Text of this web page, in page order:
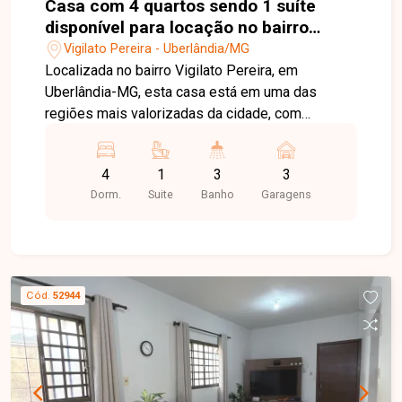
Casa com 4 quartos sendo 1 suíte
disponível para locação no bairro
Vigilato Pereira em Uberlândia-MG.
Vigilato Pereira - Uberlândia/MG
Localizada no bairro Vigilato Pereira, em
Uberlândia-MG, esta casa está em uma das
regiões mais valorizadas da cidade, com
principais vias e proximidade com
supermercados, escolas, farmácias, restaurantes
e diversos comércios e serviços, proporcionando
sala ampla em 02 ambientes, sala de TV, 04
quartos, sendo 01 suíte e 03 deles com armários
planejados, banheiro social, cozinha com
armários, área de serviço, despensa, banheiro
externo e um quarto de apoio nos fundos. A área
gourmet com churrasqueira é ideal para reunir
4
Dorm.
1
Suite
3
Banho
3
Garagens
Cód. 52944